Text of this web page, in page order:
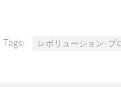
Tags: レボリューション･プ